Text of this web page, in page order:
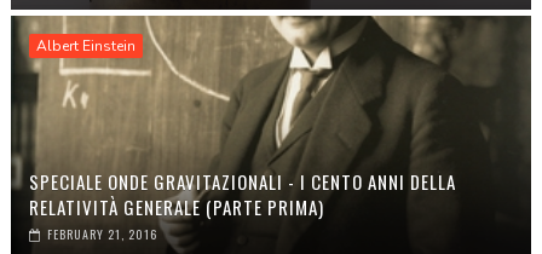
Albert Einstein
SPECIALE ONDE GRAVITAZIONALI - I CENTO ANNI DELLA
RELATIVITÀ GENERALE (PARTE PRIMA)
FEBRUARY 21, 2016